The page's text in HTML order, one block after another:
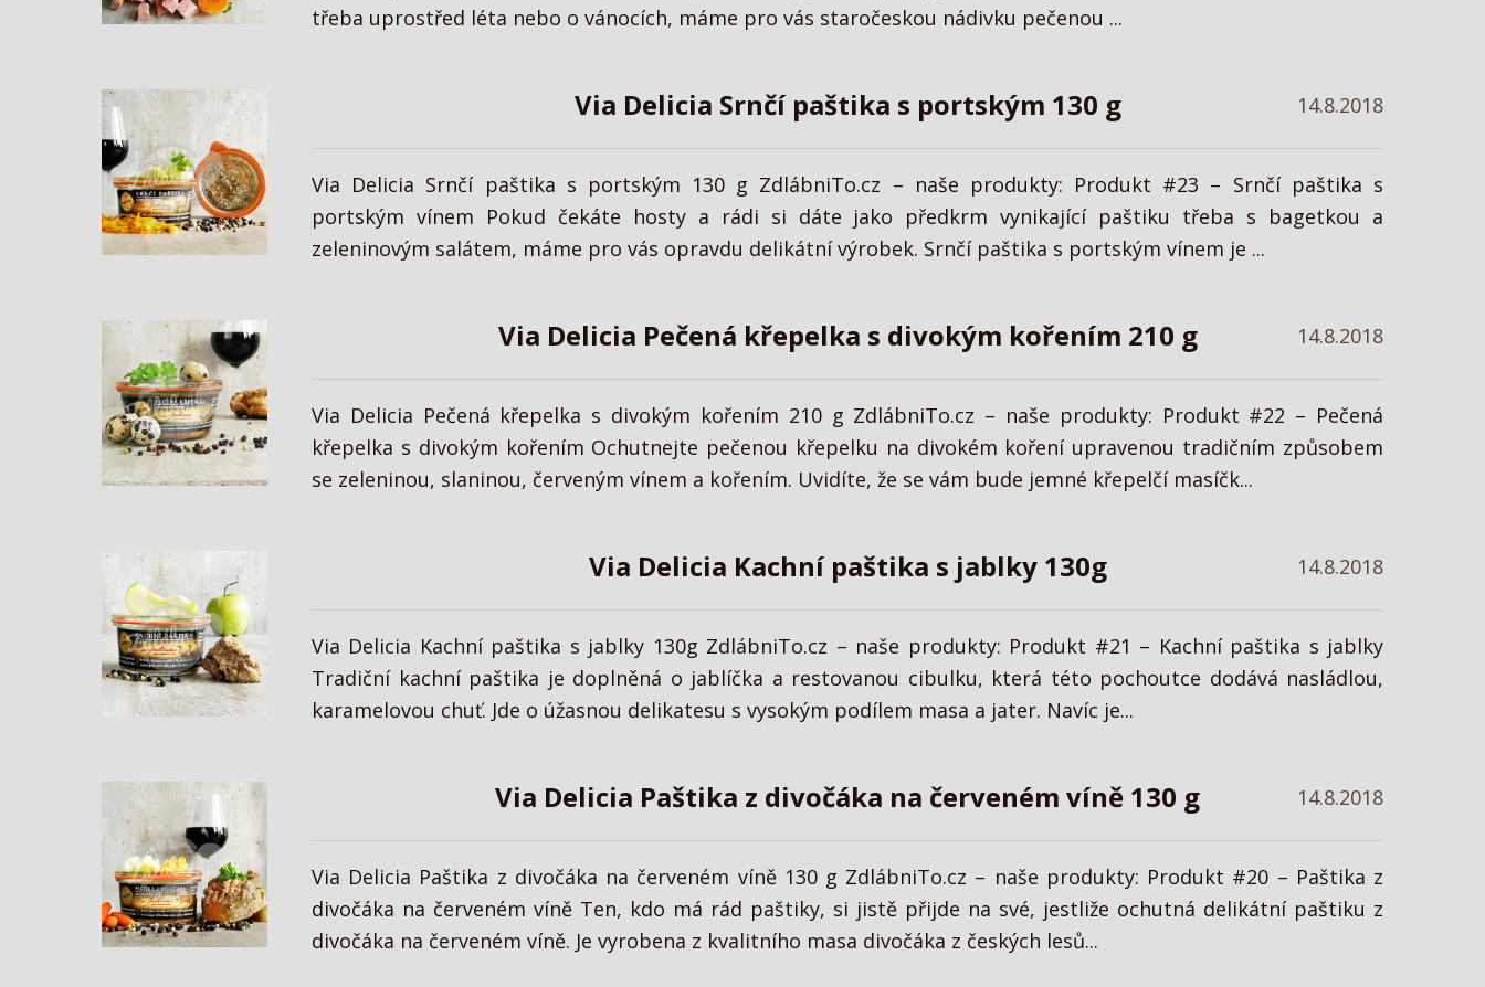
třeba uprostřed léta nebo o vánocích, máme pro vás staročeskou nádivku pečenou ...
Via Delicia Srnčí paštika s portským 130 g 14.8.2018
Via Delicia Srnčí paštika s portským 130 g ZdlábniTo.cz – naše produkty: Produkt #23 – Srnčí paštika s
portským vínem Pokud čekáte hosty a rádi si dáte jako předkrm vynikající paštiku třeba s bagetkou a
zeleninovým salátem, máme pro vás opravdu delikátní výrobek. Srnčí paštika s portským vínem je ...
Via Delicia Pečená křepelka s divokým kořením 210 g 14.8.2018
Via Delicia Pečená křepelka s divokým kořením 210 g ZdlábniTo.cz – naše produkty: Produkt #22 – Pečená
křepelka s divokým kořením Ochutnejte pečenou křepelku na divokém koření upravenou tradičním způsobem
se zeleninou, slaninou, červeným vínem a kořením. Uvidíte, že se vám bude jemné křepelčí masíčk...
Via Delicia Kachní paštika s jablky 130g 14.8.2018
Via Delicia Kachní paštika s jablky 130g ZdlábniTo.cz – naše produkty: Produkt #21 – Kachní paštika s jablky
Tradiční kachní paštika je doplněná o jablíčka a restovanou cibulku, která této pochoutce dodává nasládlou,
karamelovou chuť. Jde o úžasnou delikatesu s vysokým podílem masa a jater. Navíc je...
Via Delicia Paštika z divočáka na červeném víně 130 g 14.8.2018
Via Delicia Paštika z divočáka na červeném víně 130 g ZdlábniTo.cz – naše produkty: Produkt #20 – Paštika z
divočáka na červeném víně Ten, kdo má rád paštiky, si jistě přijde na své, jestliže ochutná delikátní paštiku z
divočáka na červeném víně. Je vyrobena z kvalitního masa divočáka z českých lesů...